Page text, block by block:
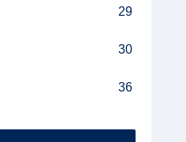
29
30
36